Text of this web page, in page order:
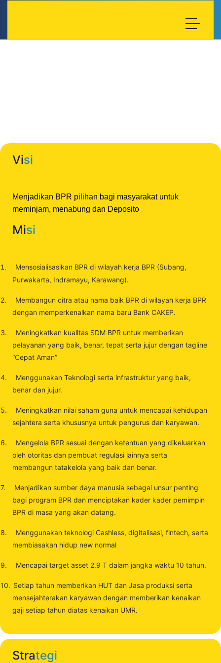
Visi
Menjadikan BPR pilihan bagi masyarakat untuk
meminjam, menabung dan Deposito
Misi
1.
Mensosialisasikan BPR di wilayah kerja BPR (Subang,
Purwakarta, Indramayu, Karawang).
2.
Membangun citra atau nama baik BPR di wilayah kerja BPR
dengan memperkenalkan nama baru Bank CAKEP.
3.
Meningkatkan kualitas SDM BPR untuk memberikan
pelayanan yang baik, benar, tepat serta jujur dengan tagline
“Cepat Aman”
4.
Menggunakan Teknologi serta infrastruktur yang baik,
benar dan jujur.
5.
Meningkatkan nilai saham guna untuk mencapai kehidupan
sejahtera serta khususnya untuk pengurus dan karyawan.
6.
Mengelola BPR sesuai dengan ketentuan yang dikeluarkan
oleh otoritas dan pembuat regulasi lainnya serta
membangun tatakelola yang baik dan benar.
7.
Menjadikan sumber daya manusia sebagai unsur penting
bagi program BPR dan menciptakan kader kader pemimpin
BPR di masa yang akan datang.
8.
Menggunakan teknologi Cashless, digitalisasi, fintech, serta
membiasakan hidup new normal
9. Mencapai target asset 2.9 T dalam jangka waktu 10 tahun.
10. Setiap tahun memberikan HUT dan Jasa produksi serta
mensejahterakan karyawan dengan memberikan kenaikan
gaji setiap tahun diatas kenaikan UMR.
Strategi